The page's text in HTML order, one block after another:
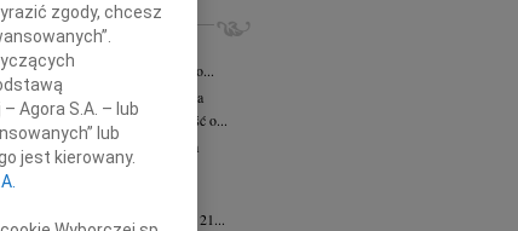
Butruk 05.08.2026
żalem przyjęliśmy wiadomość o...
Kościelska
Warszawa
smutkiem przyjęliśmy wiadomość o...
Warszawa
roku odszedł Śp. Andrzej...
Karkocha
Inocentyna Karkocha zmarła dnia 21...
zgody, chcesz
Agora S.A. – lub
lub
jest kierowany.